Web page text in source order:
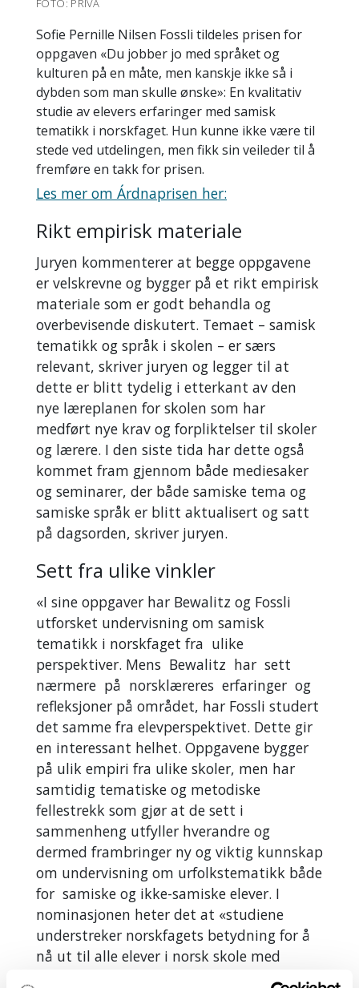
FOTO: PRIVA
Sofie Pernille Nilsen Fossli tildeles prisen for
oppgaven «Du jobber jo med språket og
kulturen på en måte, men kanskje ikke så i
dybden som man skulle ønske»: En kvalitativ
studie av elevers erfaringer med samisk
tematikk i norskfaget. Hun kunne ikke være til
stede ved utdelingen, men fikk sin veileder til å
fremføre en takk for prisen.
Les mer om Árdnaprisen her:
Rikt empirisk materiale
Juryen kommenterer at begge oppgavene
er velskrevne og bygger på et rikt empirisk
materiale som er godt behandla og
overbevisende diskutert. Temaet – samisk
tematikk og språk i skolen – er særs
relevant, skriver juryen og legger til at
dette er blitt tydelig i etterkant av den
nye læreplanen for skolen som har
medført nye krav og forpliktelser til skoler
og lærere. I den siste tida har dette også
kommet fram gjennom både mediesaker
og seminarer, der både samiske tema og
samiske språk er blitt aktualisert og satt
på dagsorden, skriver juryen.
Sett fra ulike vinkler
«I sine oppgaver har Bewalitz og Fossli
utforsket undervisning om samisk
tematikk i norskfaget fra ulike
perspektiver. Mens Bewalitz har sett
nærmere på norsklæreres erfaringer og
refleksjoner på området, har Fossli studert
det samme fra elevperspektivet. Dette gir
en interessant helhet. Oppgavene bygger
på ulik empiri fra ulike skoler, men har
samtidig tematiske og metodiske
fellestrekk som gjør at de sett i
sammenheng utfyller hverandre og
dermed frambringer ny og viktig kunnskap
om undervisning om urfolkstematikk både
for samiske og ikke-samiske elever. I
nominasjonen heter det at «studiene
understreker norskfagets betydning for å
nå ut til alle elever i norsk skole med
kunnskap om samisk språk, kultur og